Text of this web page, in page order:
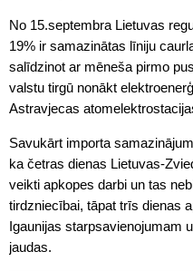
No 15.septembra Lietuvas
19% ir samazinātas līniju
salīdzinot ar mēneša pirmo
valstu tirgū nonākt
Astravjecas
Savukārt importa
ka četras dienas Lietuvas-
veikti apkopes darbi un tas
tirdzniecībai, tāpat trīs dienas
Igaunijas starpsavienojumam
jaudas.